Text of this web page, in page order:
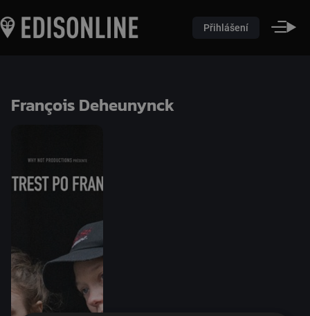
Přihlášení
François Deheunynck